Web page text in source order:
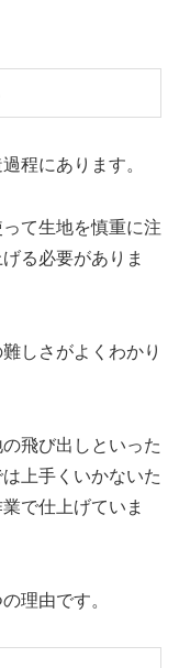
程にあります。
て生地を慎重に注
る必要がありま
しさがよくわかり
飛び出しといった
上手くいかないた
で仕上げていま
理由です。